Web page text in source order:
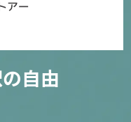
自由